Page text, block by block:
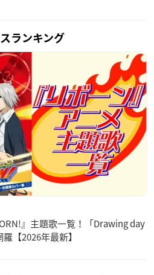
ランキング
』主題歌一覧！「Drawing day
【2026年最新】